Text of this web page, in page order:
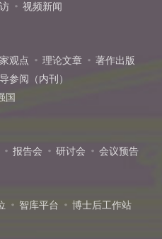
视频新闻
观点 理论文章
著作出版
参阅（内刊）
国
报告会 研讨会 会议预告
智库平台
博士后工作站